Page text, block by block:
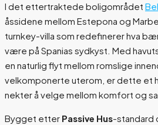
I det ettertraktede boligområdet
åssidene mellom Estepona og
turnkey-villa som redefinerer hva
være på Spanias sydkyst. Med
en naturlig flyt mellom romslige
velkomponerte uterom, er dette et
nekter å velge mellom komfort og
Bygget etter Passive Hus-standard